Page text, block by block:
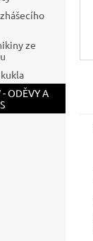
ze
ODĚVY A